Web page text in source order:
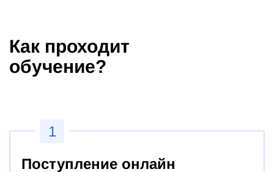
Как проходит
обучение?
1
Поступление онлайн